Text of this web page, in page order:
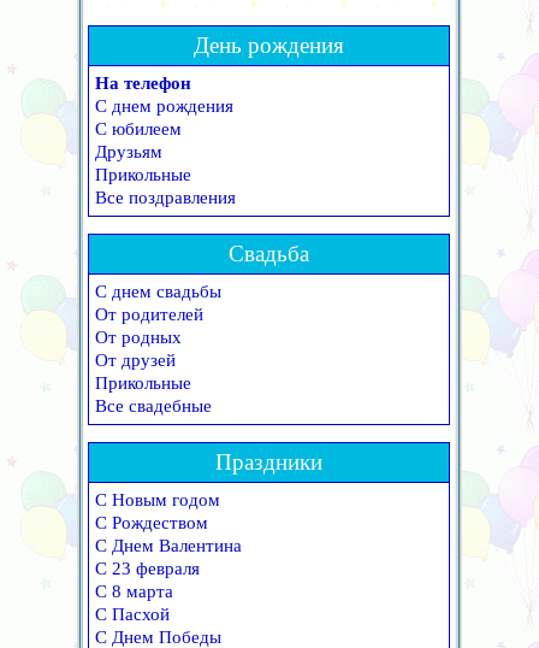
День рождения
На телефон
С днем рождения
С юбилеем
Друзьям
Прикольные
Все поздравления
Свадьба
С днем свадьбы
От родителей
От родных
От друзей
Прикольные
Все свадебные
Праздники
С Новым годом
С Рождеством
С Днем Валентина
С 23 февраля
С 8 марта
С Пасхой
С Днем Победы